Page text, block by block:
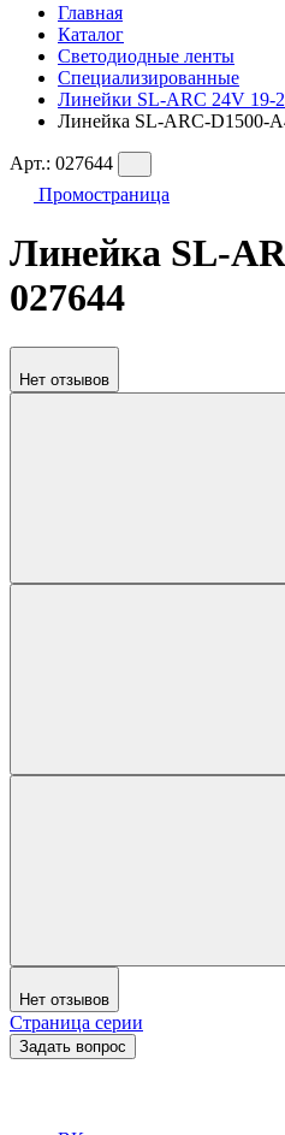
Главная
Каталог
Светодиодные ленты
Специализированные
Линейки SL-ARC 24V 19-
Линейка SL-ARC-D1500-
Арт.: 027644
Промостраница
Линейка SL-
027644
Нет отзывов
Нет отзывов
Страница серии
Задать вопрос